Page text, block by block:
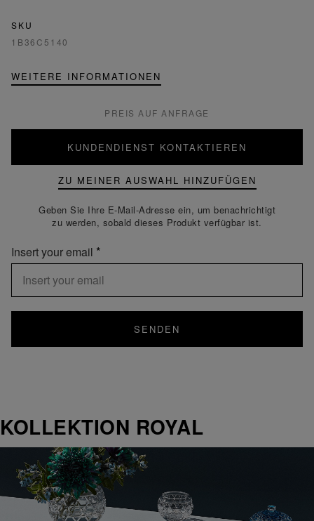
SKU
1B36C5140
WEITERE INFORMATIONEN
PREIS AUF ANFRAGE
KUNDENDIENST KONTAKTIEREN
ZU MEINER AUSWAHL HINZUFÜGEN
Geben Sie Ihre E-Mail-Adresse ein, um benachrichtigt
zu werden, sobald dieses Produkt verfügbar ist.
Insert your email
SENDEN
KOLLEKTION ROYAL